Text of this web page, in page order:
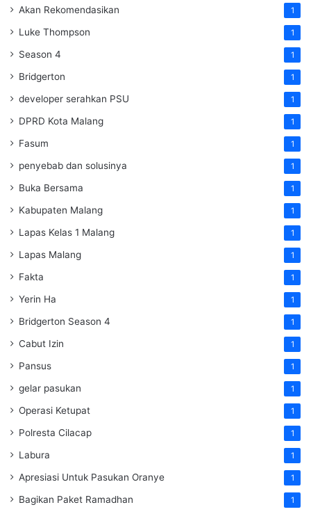
Akan Rekomendasikan 1
Luke Thompson 1
Season 4 1
Bridgerton 1
developer serahkan PSU 1
DPRD Kota Malang 1
Fasum 1
penyebab dan solusinya 1
Buka Bersama 1
Kabupaten Malang 1
Lapas Kelas 1 Malang 1
Lapas Malang 1
Fakta 1
Yerin Ha 1
Bridgerton Season 4 1
Cabut Izin 1
Pansus 1
gelar pasukan 1
Operasi Ketupat 1
Polresta Cilacap 1
Labura 1
Apresiasi Untuk Pasukan Oranye 1
Bagikan Paket Ramadhan 1